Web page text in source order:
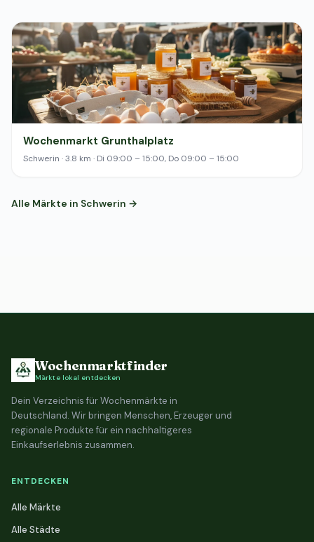
Wochenmarkt Grunthalplatz
Schwerin · 3.8 km · Di 09:00 – 15:00, Do 09:00 – 15:00
Alle Märkte in Schwerin →
Wochenmarktfinder
Märkte lokal entdecken
Dein Verzeichnis für Wochenmärkte in
Deutschland. Wir bringen Menschen, Erzeuger und
regionale Produkte für ein nachhaltigeres
Einkaufserlebnis zusammen.
ENTDECKEN
Alle Märkte
Alle Städte